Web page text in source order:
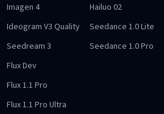
Imagen 4
Ideogram V3 Quality
Seedream 3
Flux Dev
Flux 1.1 Pro
Flux 1.1 Pro Ultra
Hailuo 02
Seedance 1.0 Lite
Seedance 1.0 Pro